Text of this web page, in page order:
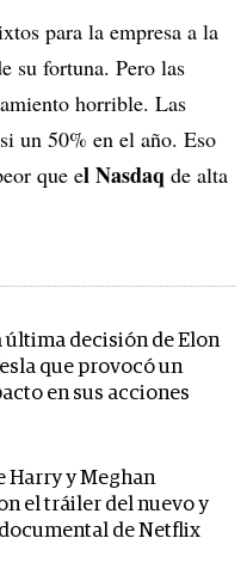
para la empresa a la
su fortuna. Pero las
horrible. Las
un 50% en el año. Eso
que el Nasdaq de alta
última decisión de Elon
que provocó un
en sus acciones
Harry y Meghan
el tráiler del nuevo y
de Netflix